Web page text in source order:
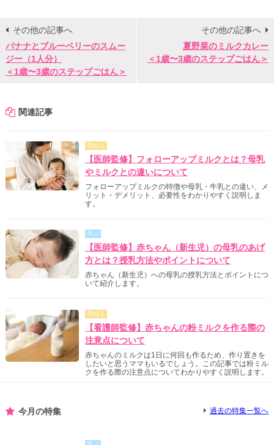
その他の記事へ
バナナとブルーベリーのスムー
ジー（1人分）
＜1歳〜3歳のステップごはん＞
その他の記事へ
夏野菜のミルクカレー
＜1歳〜3歳のステップごはん＞
関連記事
尋ねる
【医師監修】フォローアップミルクとは？母乳
やミルクとの違いについて
フォローアップミルクの特徴や母乳・牛乳との違い、メ
リット・デメリット、必要性をわかりやすく説明しま
す。
学ぶ
【医師監修】赤ちゃん（新生児）の母乳のあげ
方とは？授乳方法やポイントについて
赤ちゃん（新生児）への母乳の授乳方法とポイントにつ
いて紹介します。
尋ねる
【看護師監修】赤ちゃんの粉ミルクを作る際の
注意点について
赤ちゃんのミルクは1日に何回も作るため、作り置きを
したいと思うママもいるでしょう。この記事では粉ミル
クを作る際の注意点についてわかりやすく説明します。
今月の特集 過去の特集一覧へ